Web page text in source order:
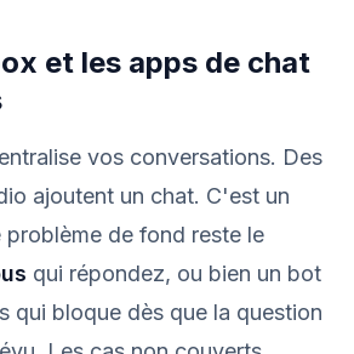
et les apps de chat
vos conversations. Des
ajoutent un chat. C'est un
problème de fond reste le
qui répondez, ou bien un bot
qui bloque dès que la question